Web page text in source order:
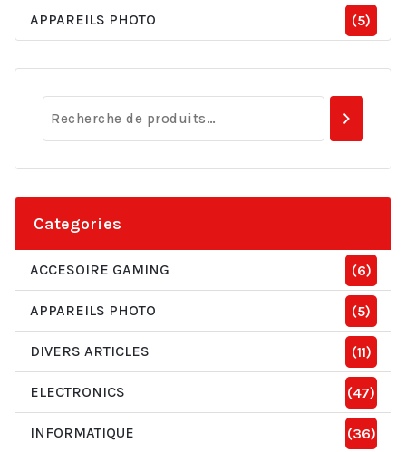
APPAREILS PHOTO (5)
Categories
ACCESOIRE GAMING (6)
APPAREILS PHOTO (5)
DIVERS ARTICLES (11)
ELECTRONICS (47)
INFORMATIQUE (36)